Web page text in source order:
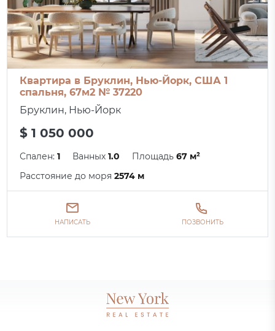
Квартира в Бруклин, Нью-Йорк, США 1
спальня, 67м2 № 37220
Бруклин, Нью-Йорк
$ 1 050 000
Спален:1 Ванных1.0 Площадь67 м²
Расстояние до моря2574 м
НАПИСАТЬ ПОЗВОНИТЬ